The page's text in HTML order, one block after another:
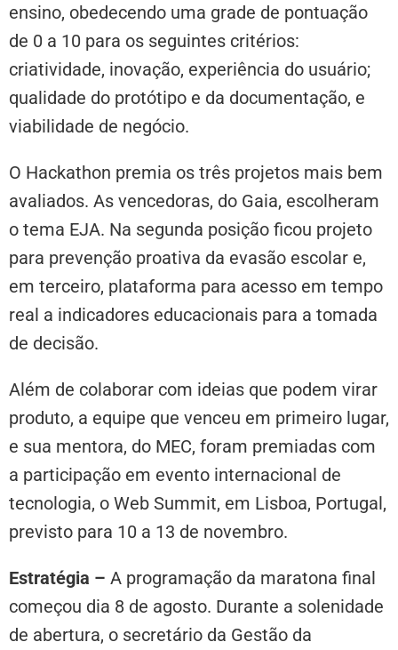
ensino, obedecendo uma grade de pontuação
de 0 a 10 para os seguintes critérios:
criatividade, inovação, experiência do usuário;
qualidade do protótipo e da documentação, e
viabilidade de negócio.
O Hackathon premia os três projetos mais bem
avaliados. As vencedoras, do Gaia, escolheram
o tema EJA. Na segunda posição ficou projeto
para prevenção proativa da evasão escolar e,
em terceiro, plataforma para acesso em tempo
real a indicadores educacionais para a tomada
de decisão.
Além de colaborar com ideias que podem virar
produto, a equipe que venceu em primeiro lugar,
e sua mentora, do MEC, foram premiadas com
a participação em evento internacional de
tecnologia, o Web Summit, em Lisboa, Portugal,
previsto para 10 a 13 de novembro.
Estratégia – A programação da maratona final
começou dia 8 de agosto. Durante a solenidade
de abertura, o secretário da Gestão da